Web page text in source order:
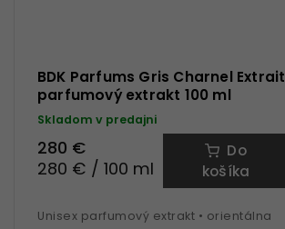
BDK Parfums Gris Charnel Extrait
parfumový extrakt 100 ml
Skladom v predajni
280 €
280 € / 100 ml
Do
košíka
Unisex parfumový extrakt • orientálna